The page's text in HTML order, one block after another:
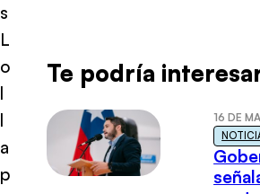
s
L
o
l
l
a
p
Te podría
16 DE